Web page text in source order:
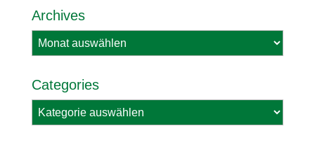
Archives
Archives
Categories
Categories